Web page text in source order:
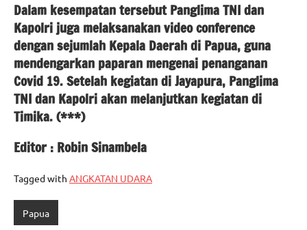
Dalam kesempatan tersebut Panglima TNI dan
Kapolri juga melaksanakan video conference
dengan sejumlah Kepala Daerah di Papua, guna
mendengarkan paparan mengenai penanganan
Covid 19. Setelah kegiatan di Jayapura, Panglima
TNI dan Kapolri akan melanjutkan kegiatan di
Timika. (***)
Editor : Robin Sinambela
Tagged with ANGKATAN UDARA
Papua